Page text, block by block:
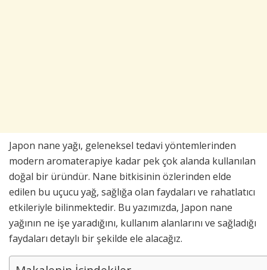
Japon nane yağı, geleneksel tedavi yöntemlerinden
modern aromaterapiye kadar pek çok alanda kullanılan
doğal bir üründür. Nane bitkisinin özlerinden elde
edilen bu uçucu yağ, sağlığa olan faydaları ve rahatlatıcı
etkileriyle bilinmektedir. Bu yazımızda, Japon nane
yağının ne işe yaradığını, kullanım alanlarını ve sağladığı
faydaları detaylı bir şekilde ele alacağız.